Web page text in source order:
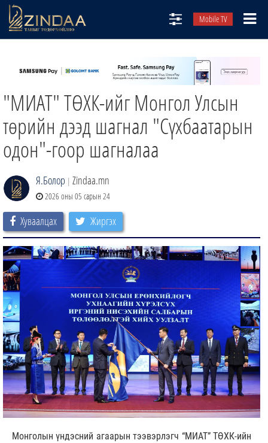
Mobile TV
ТВ8
ӨГЛӨӨНИЙ СОНИН
АУДИО ЗОХИОЛ
ЗИНДАА СЭТГҮҮЛ
"МИАТ" ТӨХК-ийг Монгол Улсын
төрийн дээд шагнал "Сүхбаатарын
одон"-гоор шагналаа
Я.Болор | Zindaa.mn
2026 оны 05 сарын 24
Хуваалцах Жиргэх
Монголын үндэсний агаарын тээвэрлэгч “МИАТ” ТӨХК-ийн